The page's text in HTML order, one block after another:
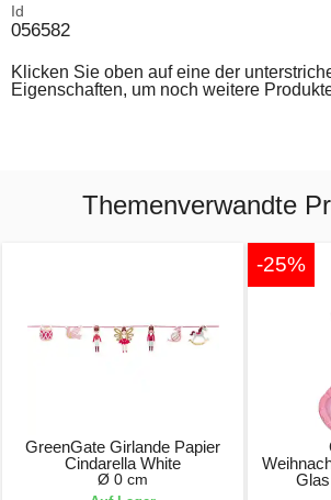
Id
056582
Klicken Sie oben auf eine der
Eigenschaften, um noch weitere
Themenverwandte
GreenGate Girlande Papier
Cindarella White
Ø 0 cm
-25%